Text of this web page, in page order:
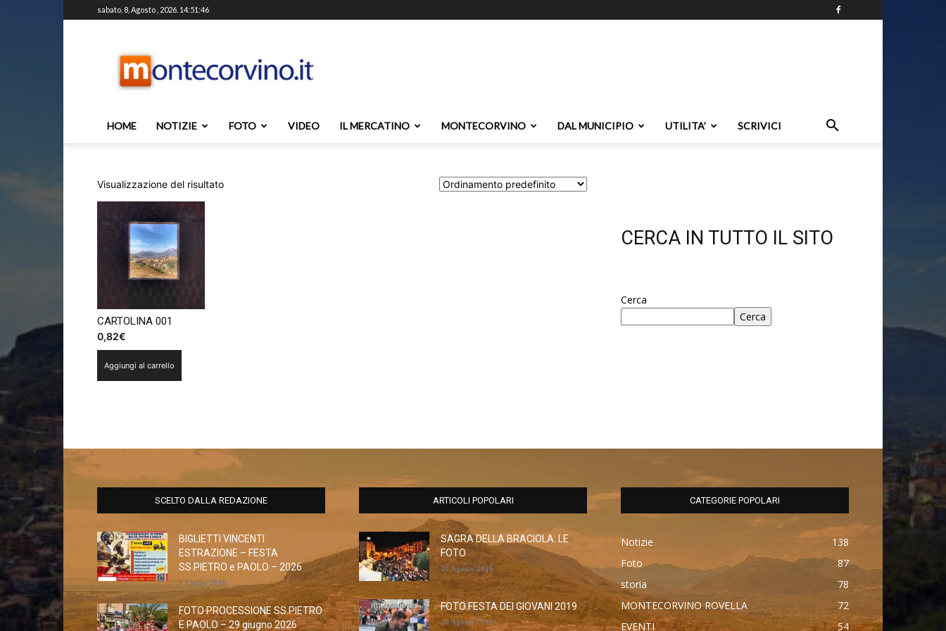
sabato, 8, Agosto , 2026. 14:51:46
HOME NOTIZIE FOTO VIDEO IL MERCATINO MONTECORVINO DAL MUNICIPIO UTILITA’ SCRIVICI
Visualizzazione del risultato
CARTOLINA 001
0,82€
Aggiungi al carrello
CERCA IN TUTTO IL SITO
Cerca
Cerca
SCELTO DALLA REDAZIONE
BIGLIETTI VINCENTI
ESTRAZIONE – FESTA
SS.PIETRO e PAOLO – 2026
1 Luglio 2026
FOTO PROCESSIONE SS.PIETRO
E PAOLO – 29 giugno 2026
ARTICOLI POPOLARI
SAGRA DELLA BRACIOLA: LE
FOTO
31 Agosto 2016
FOTO FESTA DEI GIOVANI 2019
28 Agosto 2019
CATEGORIE POPOLARI
Notizie
138
Foto
87
storia
78
MONTECORVINO ROVELLA
72
EVENTI
54